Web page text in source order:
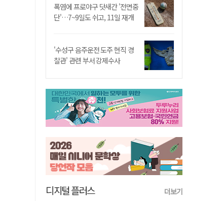
폭염에 프로야구 닷새간 '전면중
단'…7~9일도 쉬고, 11일 재개
'수성구 음주운전 도주 현직 경
찰관' 관련 부서 강제수사
디지털 플러스 더보기